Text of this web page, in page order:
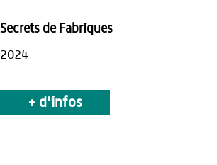
Secrets de Fabriques
2024
+ d'infos